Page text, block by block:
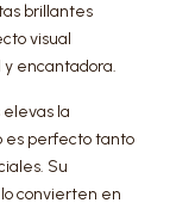
brillantes
visual
encantadora.
la
es perfecto tanto
Su
convierten en